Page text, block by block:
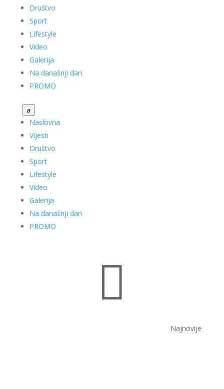
Društvo
Sport
Lifestyle
Video
Galerija
Na današnji dan
PROMO
a
Naslovna
Vijesti
Društvo
Sport
Lifestyle
Video
Galerija
Na današnji dan
PROMO

Najnovije